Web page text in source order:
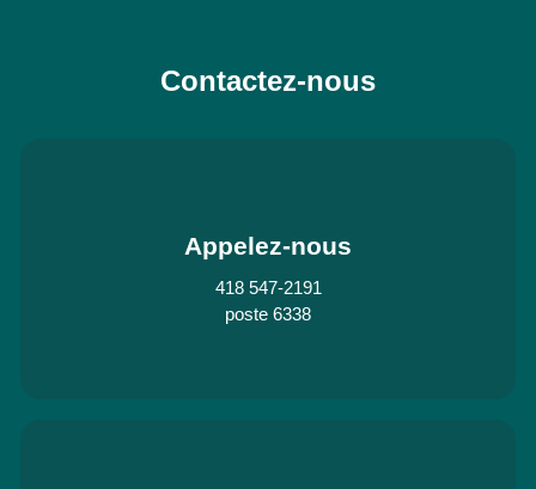
Contactez-nous
Appelez-nous
418 547-2191
poste 6338